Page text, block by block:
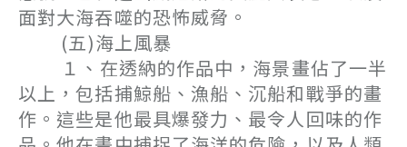
面對大海吞噬的恐怖威脅。
(五)海上風暴
１、在透納的作品中，海景畫佔了一半
以上，包括捕鯨船、漁船、沉船和戰爭的畫
作。這些是他最具爆發力、最令人回味的作